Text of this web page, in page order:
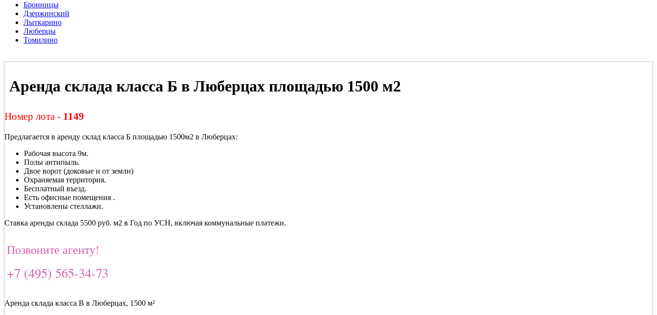
Бронницы
Дзержинский
Лыткарино
Люберцы
Томилино
Аренда склада класса Б в Люберцах площадью 1500 м2
Номер лота - 1149
Предлагается в аренду склад класса Б площадью 1500м2 в Люберцах:
Рабочая высота 9м.
Полы антипыль.
Двое ворот (доковые и от земли)
Охраняемая территория.
Бесплатный въезд.
Есть офисные помещения .
Установлены стеллажи.
Ставка аренды склада 5500 руб. м2 в Год по УСН, включая коммунальные платежи.
Позвоните агенту!
+7 (495) 565-34-73
Аренда склада класса В в Люберцах, 1500 м²